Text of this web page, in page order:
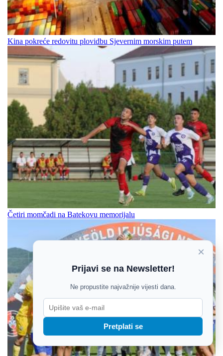
Kina pokreće redovitu plovidbu Sjevernim morskim putem
Četiri momčadi na Batekovu memorijalu
×
Prijavi se na Newsletter!
Ne propustite najvažnije vijesti dana.
Pretplati se